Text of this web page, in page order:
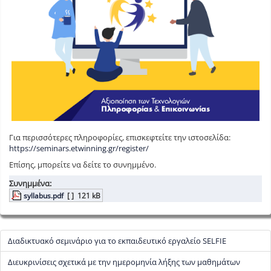
Για περισσότερες πληροφορίες, επισκεφτείτε την ιστοσελίδα:
https://seminars.etwinning.gr/register/
Επίσης, μπορείτε να δείτε το συνημμένο.
Συνημμένα:
syllabus.pdf [ ] 121 kB
Διαδικτυακό σεμινάριο για το εκπαιδευτικό εργαλείο SELFIE
Διευκρινίσεις σχετικά με την ημερομηνία λήξης των μαθημάτων